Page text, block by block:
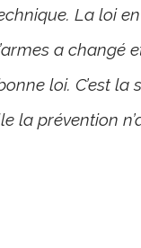
La loi
a changé
loi. C’est la
la prévention